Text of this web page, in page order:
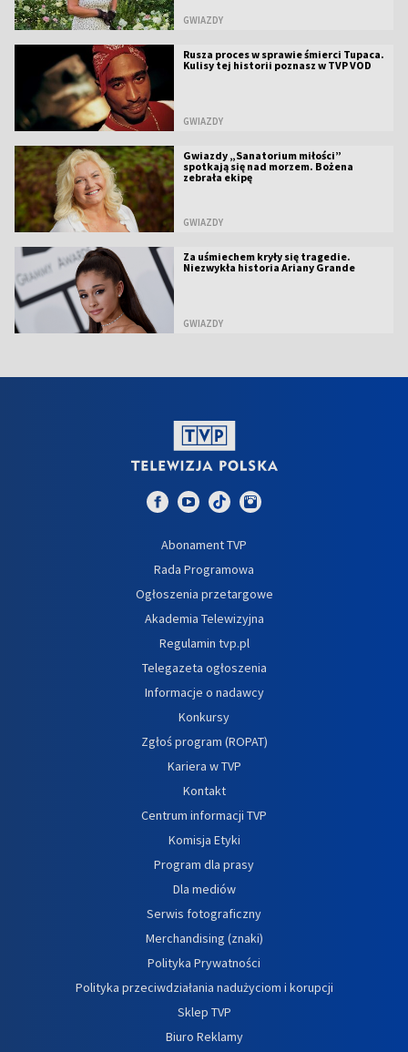
GWIAZDY
Rusza proces w sprawie śmierci Tupaca.
Kulisy tej historii poznasz w TVP VOD
GWIAZDY
Gwiazdy „Sanatorium miłości”
spotkają się nad morzem. Bożena
zebrała ekipę
GWIAZDY
Za uśmiechem kryły się tragedie.
Niezwykła historia Ariany Grande
GWIAZDY
Abonament TVP
Rada Programowa
Ogłoszenia przetargowe
Akademia Telewizyjna
Regulamin tvp.pl
Telegazeta ogłoszenia
Informacje o nadawcy
Konkursy
Zgłoś program (ROPAT)
Kariera w TVP
Kontakt
Centrum informacji TVP
Komisja Etyki
Program dla prasy
Dla mediów
Serwis fotograficzny
Merchandising (znaki)
Polityka Prywatności
Polityka przeciwdziałania nadużyciom i korupcji
Sklep TVP
Biuro Reklamy